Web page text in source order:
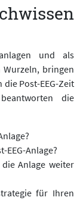
und als
bringen
Post-EEG-Zeit
die
Anlage?
Anlage weiter
für Ihren